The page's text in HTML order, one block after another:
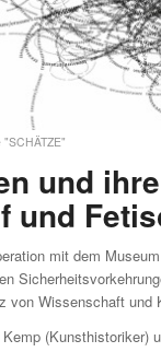
und
und
mit dem
von Wissenschaft und
(Kunsthistoriker)